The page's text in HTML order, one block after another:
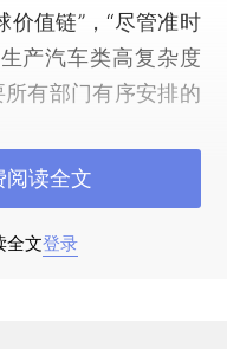
价值链”，“尽管准时
产汽车类高复杂度
有部门有序安排的
for Good”，
。
，应当积极选用近
全文登录
读全文